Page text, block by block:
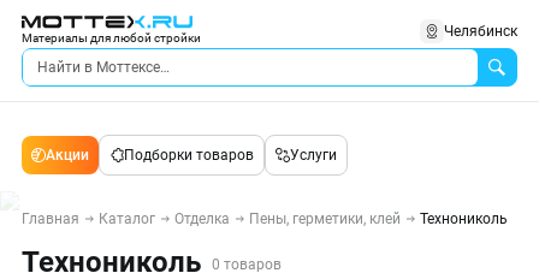
Материалы для любой стройки Челябинск
Акции Подборки товаров Услуги
Главная Каталог Отделка Пены, герметики, клей Технониколь
Технониколь 0 товаров